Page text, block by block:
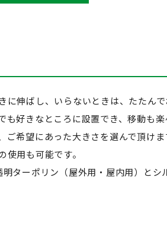
伸ばし、いらないときは、たたんで
好きなところに設置でき、移動も楽
希望にあった大きさを選んで頂けま
用も可能です。
ターポリン（屋外用・屋内用）とシ